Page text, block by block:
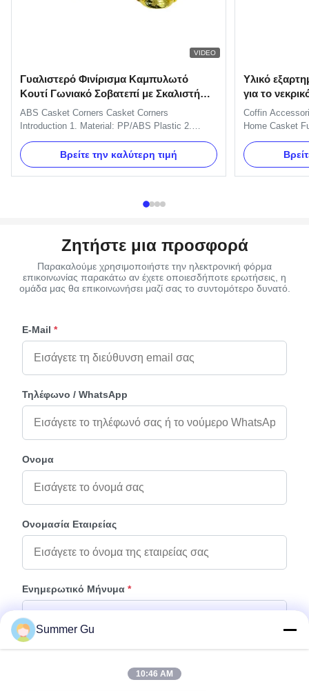
VIDEO
Γυαλιστερό Φινίρισμα Καμπυλωτό
Κουτί Γωνιακό Σοβατεπί με Σκαλιστή
Ανάγλυφη Υφή Λουλουδιών
ABS Casket Corners​ Casket Corners​
Introduction 1. Material: PP/ABS Plastic 2.
Packing: Each PC in a polybag, then in carton.
4. More models are available. 5. ISO certificate
and OEM service available. Casket Corners
Βρείτε την καλύτερη τιμή
Υλικό
για το
Coffin
Home Casket
pattern
side of the
Standard
Ζητήστε μια προσφορά
Παρακαλούμε χρησιμοποιήστε την ηλεκτρονική φόρμα
επικοινωνίας παρακάτω αν έχετε οποιεσδήποτε ερωτήσεις, η
ομάδα μας θα επικοινωνήσει μαζί σας το συντομότερο δυνατό.
E-Mail *
Τηλέφωνο / WhatsApp
Ονομα
Ονομασία Εταιρείας
Ενημερωτικό Μήνυμα *
Summer Gu
10:46 AM